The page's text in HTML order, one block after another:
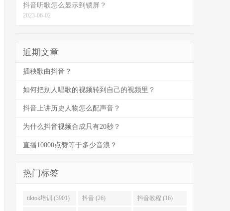
抖音听歌怎么显示到锁屏？
2023-06-02
近期文章
插秧歌曲抖音？
如何把别人唱歌的视频转到自己的视频里？
抖音上讲历史人物怎么配声音？
为什么抖音视频合成只有20秒？
直播10000点赞等于多少音浪？
热门标签
tiktok培训 (3901) 抖音 (26) 抖音教程 (16)